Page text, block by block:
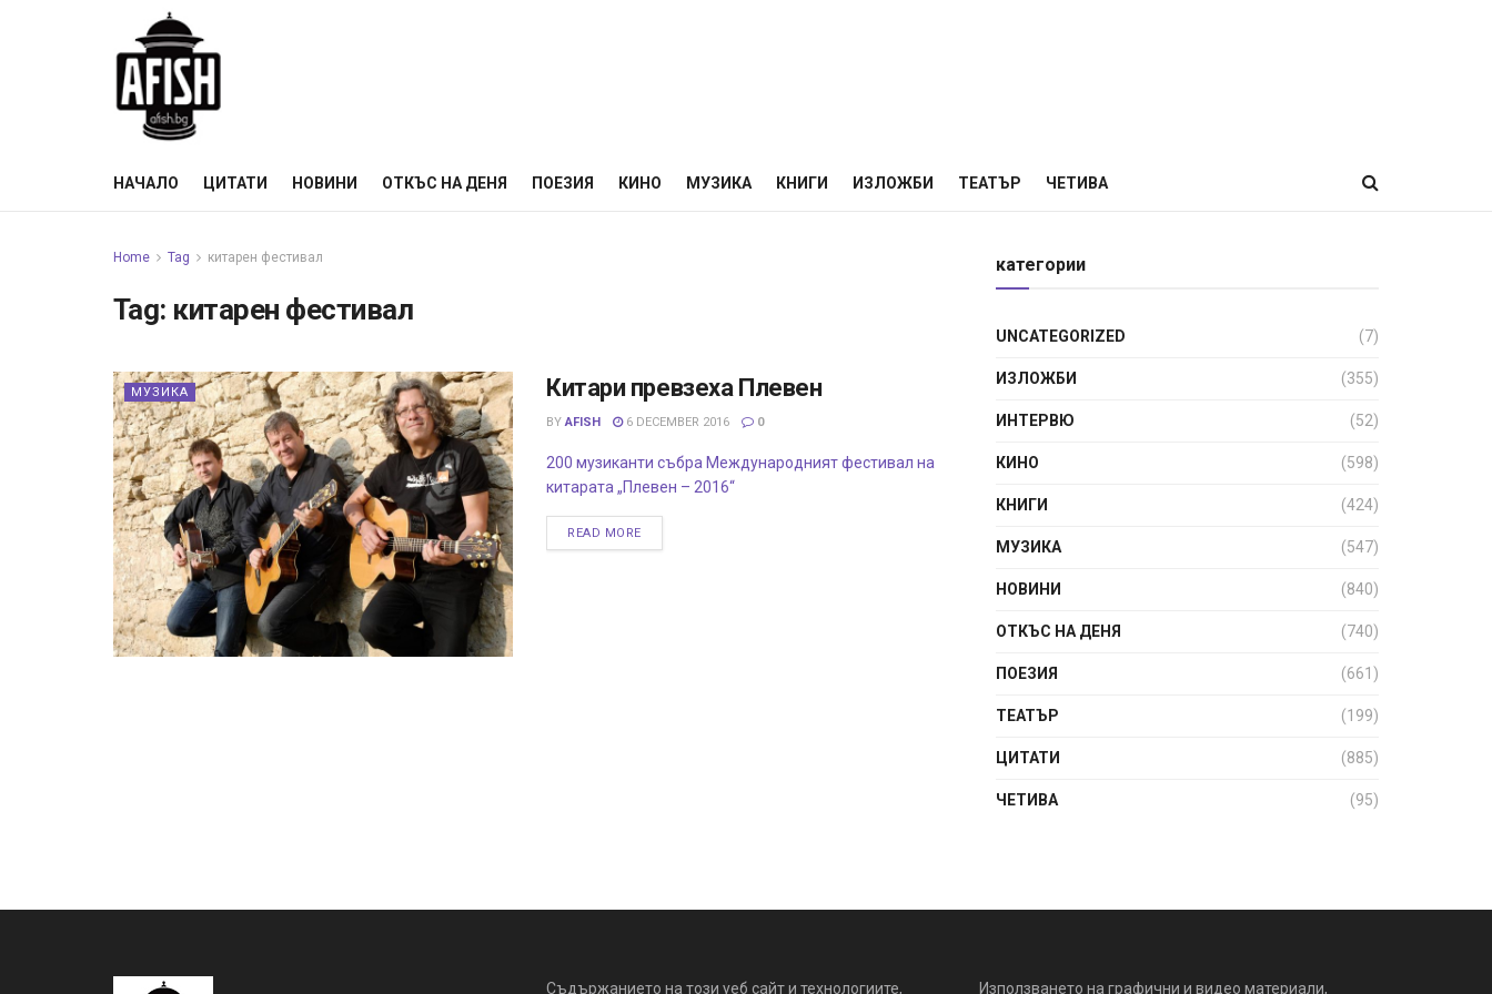
НАЧАЛО ЦИТАТИ НОВИНИ ОТКЪС НА ДЕНЯ ПОЕЗИЯ КИНО МУЗИКА КНИГИ ИЗЛОЖБИ ТЕАТЪР ЧЕТИВА
Home Tag китарен фестивал
Tag: китарен фестивал
МУЗИКА Китари превзеха Плевен
BY AFISH 6 DECEMBER 2016 0
200 музиканти събра Международният фестивал на
китарата „Плевен – 2016“
READ MORE
категории
UNCATEGORIZED (7)
ИЗЛОЖБИ (355)
ИНТЕРВЮ (52)
КИНО (598)
КНИГИ (424)
МУЗИКА (547)
НОВИНИ (840)
ОТКЪС НА ДЕНЯ (740)
ПОЕЗИЯ (661)
ТЕАТЪР (199)
ЦИТАТИ (885)
ЧЕТИВА (95)
Съдържанието на този уеб сайт и технологиите, Използването на графични и видео материали,